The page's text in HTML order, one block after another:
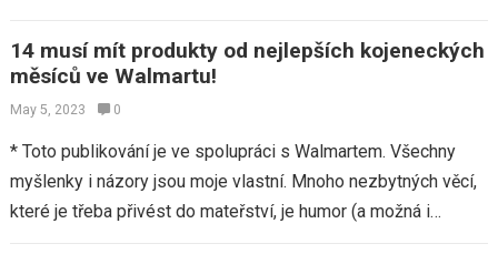
14 musí mít produkty od nejlepších kojeneckých
měsíců ve Walmartu!
May 5, 2023 0
* Toto publikování je ve spolupráci s Walmartem. Všechny
myšlenky i názory jsou moje vlastní. Mnoho nezbytných věcí,
které je třeba přivést do mateřství, je humor (a možná i